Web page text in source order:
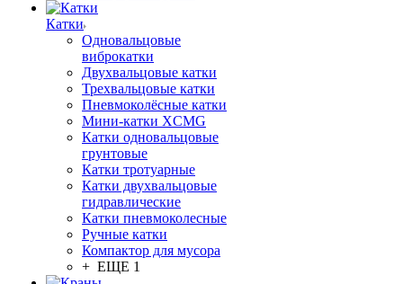
Катки
Одновальцовые
виброкатки
Двухвальцовые катки
Трехвальцовые катки
Пневмоколёсные катки
Мини-катки XCMG
Катки одновальцовые
грунтовые
Катки тротуарные
Катки двухвальцовые
гидравлические
Катки пневмоколесные
Ручные катки
Компактор для мусора
+ ЕЩЕ 1